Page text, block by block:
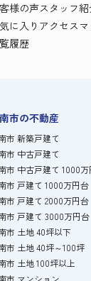
様の声
に入り
履歴
スタッフ
アクセス
市の不動産
市 新築戸建て
市 中古戸建て
市 中古戸建て 1000万
市 戸建て 1000万円台
市 戸建て 2000万円台
市 戸建て 3000万円台
市 土地 40坪以下
市 土地 40坪～100坪
市 土地 100坪以上
市 マンション